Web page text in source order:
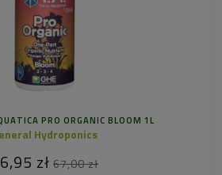
PRO ORGANIC BLOOM 1L
Hydroponics
zł 67,00 zł